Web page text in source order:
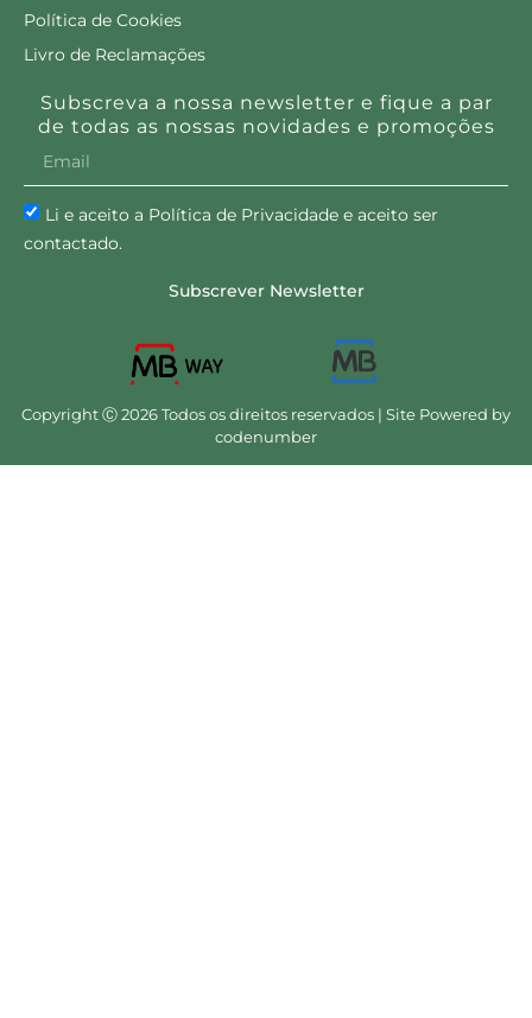
Política de Cookies
Livro de Reclamações
Subscreva a nossa newsletter e fique a par
de todas as nossas novidades e promoções
Li e aceito a Política de Privacidade e aceito ser
contactado.
Subscrever Newsletter
Copyright Ⓒ 2026 Todos os direitos reservados | Site Powered by
codenumber